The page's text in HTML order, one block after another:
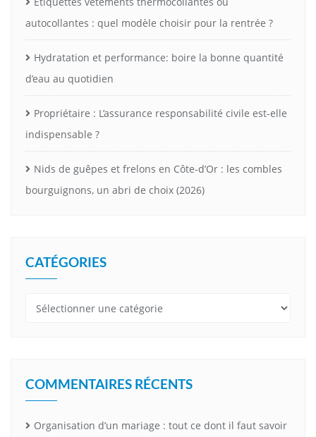
autocollantes : quel modèle choisir pour la rentrée ?
Hydratation et performance: boire la bonne quantité
d’eau au quotidien
Propriétaire : L’assurance responsabilité civile est-elle
indispensable ?
Nids de guêpes et frelons en Côte-d’Or : les combles
bourguignons, un abri de choix (2026)
CATÉGORIES
Catégories
COMMENTAIRES RÉCENTS
Organisation d’un mariage : tout ce dont il faut savoir